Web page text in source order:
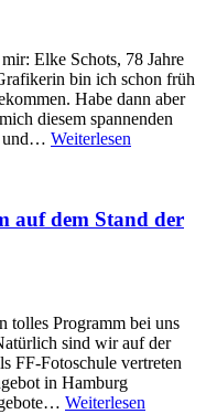
Elke Schots, 78 Jahre
bin ich schon früh
Habe dann aber
diesem spannenden
und… Weiterlesen
auf dem Stand der
tolles Programm bei uns
sind wir auf der
FF-Fotoschule vertreten
in Hamburg
Weiterlesen